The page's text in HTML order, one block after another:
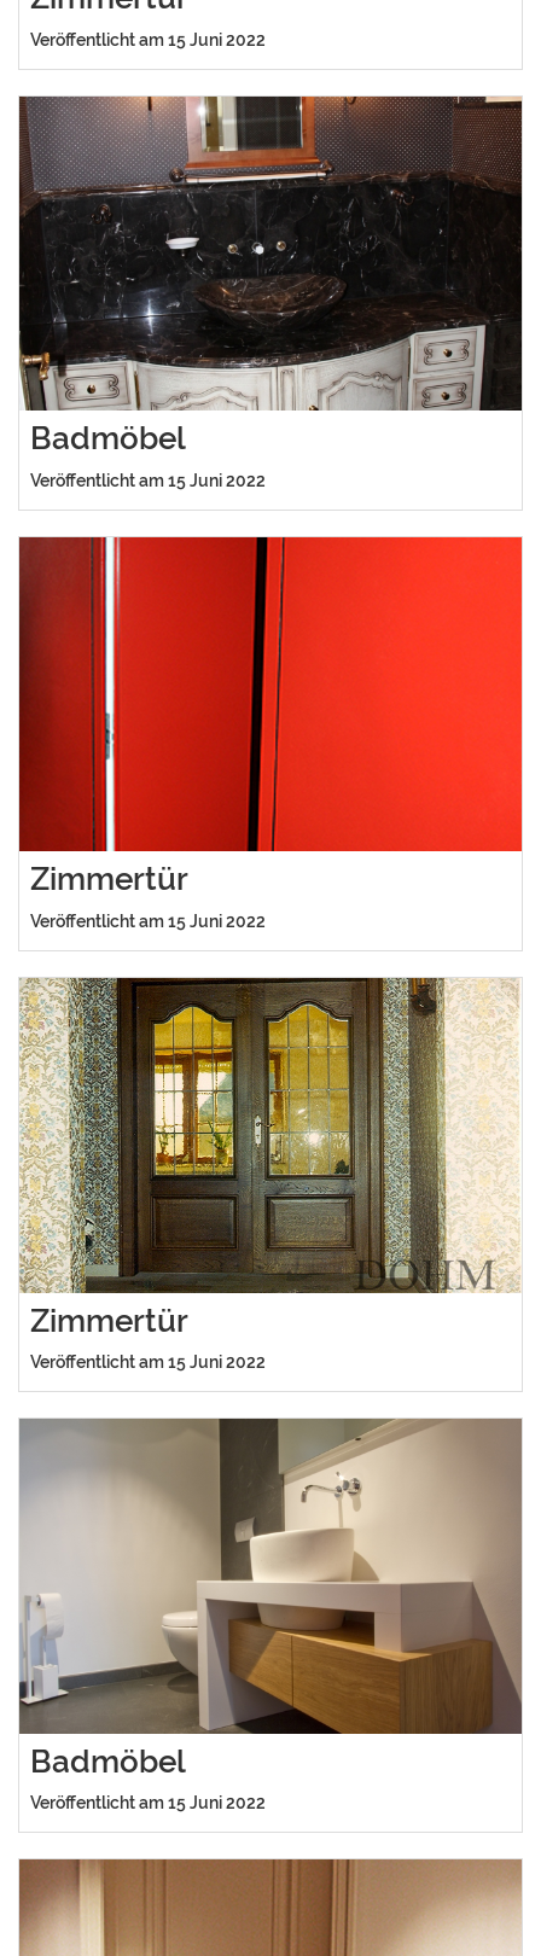
Veröffentlicht am 15 Juni 2022
Badmöbel
Veröffentlicht am 15 Juni 2022
Zimmertür
Veröffentlicht am 15 Juni 2022
Zimmertür
Veröffentlicht am 15 Juni 2022
Badmöbel
Veröffentlicht am 15 Juni 2022